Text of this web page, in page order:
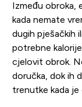
Između obroka,
kada nemate
dugih pješačkih
potrebne
cjelovit obrok.
doručka, dok ih
trenutke kada je